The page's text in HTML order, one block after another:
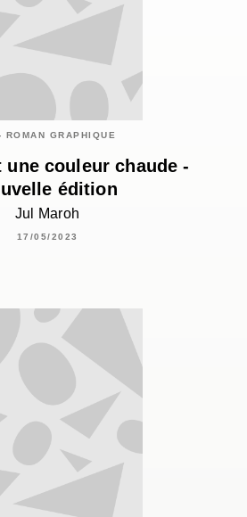
ROMAN GRAPHIQUE
une couleur chaude -
édition
Jul Maroh
17/05/2023